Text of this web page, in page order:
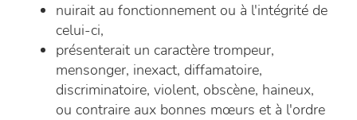
nuirait au fonctionnement ou à l'intégrité de
celui-ci,
présenterait un caractère trompeur,
mensonger, inexact, diffamatoire,
discriminatoire, violent, obscène, haineux,
ou contraire aux bonnes mœurs et à l'ordre